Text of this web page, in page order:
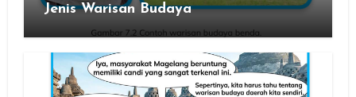
Jenis Warisan Budaya